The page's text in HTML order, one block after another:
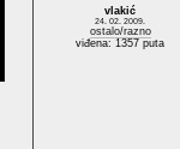
vlakić
24. 02. 2009.
ostalo/razno
viđena: 1357 puta